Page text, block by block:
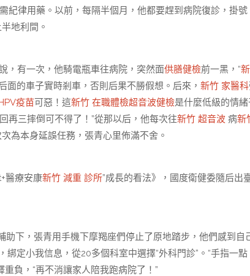
紀律用藥。以前，每隔半個月，他都要趕到病院復診，掛號
地利間。
，有一次，他騎電瓶車往病院，突然面供膳健檢前一黑，“
面的車子實時剎車，否則后果不勝假想。后來， 新竹 家醫科
疫苗可惡！這新竹 在職體檢超音波健檢是什麼低級的情
再三摔倒可不得了！”從那以后，他每次往新竹 超音波 病新
為本身延誤任務，張青心里佈滿不舍。
醫療安康新竹 減重 診所”成長的看法》，國度衛健委隨后出
下，張青用手機下摩羯座們停止了原地踏步，他們感到自
定小我信息，從20多個科室中選擇“外科門診”。“手指一點
負，“再不消讓家人陪我跑病院了！”